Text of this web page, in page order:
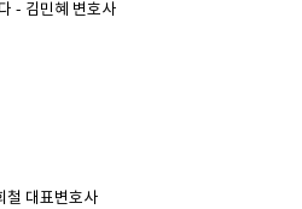
- 김민혜 변호사
철 대표변호사